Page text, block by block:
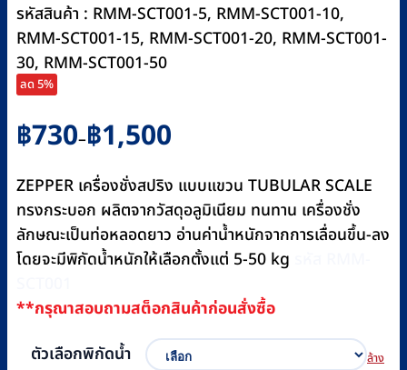
รหัสสินค้า : RMM-SCT001-5, RMM-SCT001-10,
RMM-SCT001-15, RMM-SCT001-20, RMM-SCT001-
30, RMM-SCT001-50
ลด 5%
฿730–฿1,500
Price
range:
฿730
through
฿1,500
ZEPPER เครื่องชั่งสปริง แบบแขวน TUBULAR SCALE
ทรงกระบอก ผลิตจากวัสดุอลูมิเนียม ทนทาน เครื่องชั่ง
ลักษณะเป็นท่อหลอดยาว อ่านค่าน้ำหนักจากการเลื่อนขึ้น-ลง
โดยจะมีพิกัดน้ำหนักให้เลือกตั้งแต่ 5-50 kg
**กรุณาสอบถามสต็อกสินค้าก่อนสั่งซื้อ
ตัวเลือกพิกัดน้ำ
ล้าง